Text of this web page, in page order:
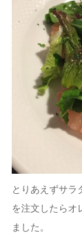
とりあえずサ
を注文したらオ
ました。